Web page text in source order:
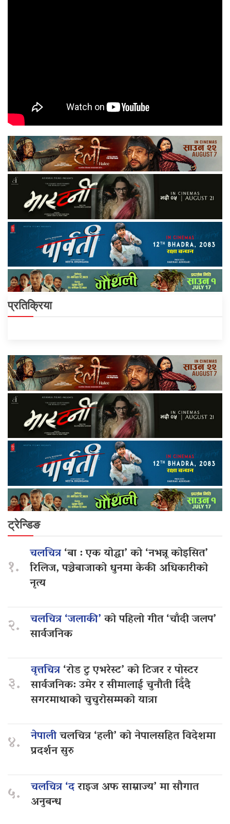
प्रतिक्रिया
ट्रेन्डिङ
१.
चलचित्र‘बा : एक योद्धा’ को ‘नभन्नू कोइसित’
रिलिज, पञ्चेबाजाको धुनमा केकी अधिकारीको
नृत्य
२. चलचित्र ‘जलाकी’को पहिलो गीत ‘चाँदी जलप’
सार्वजनिक
३.
वृत्तचित्र‘रोड टु एभरेस्ट’ को टिजर र पोस्टर
सार्वजनिक: उमेर र सीमालाई चुनौती दिँदै
सगरमाथाको चुचुरोसम्मको यात्रा
४. नेपालीचलचित्र ‘हली’ को नेपालसहित विदेशमा
प्रदर्शन सुरु
५. चलचित्र ‘दराइज अफ साम्राज्य’ मा सौगात
अनुबन्ध